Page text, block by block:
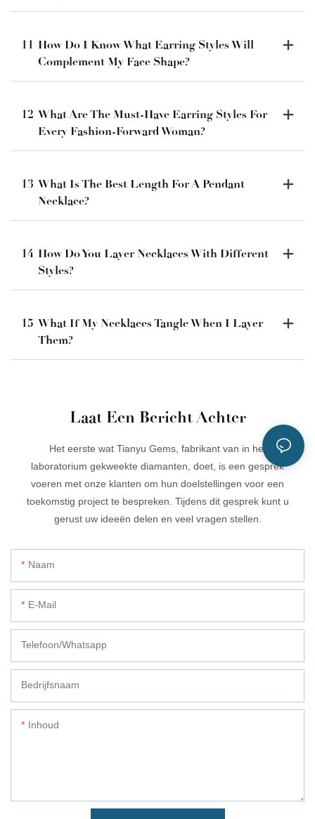
11 How Do I Know What Earring Styles Will
Complement My Face Shape?
12 What Are The Must-Have Earring Styles For
Every Fashion-Forward Woman?
13 What Is The Best Length For A Pendant
Necklace?
14 How Do You Layer Necklaces With Different
Styles?
15 What If My Necklaces Tangle When I Layer
Them?
Laat Een Bericht Achter
Het eerste wat Tianyu Gems, fabrikant van in het
laboratorium gekweekte diamanten, doet, is een gesprek
voeren met onze klanten om hun doelstellingen voor een
toekomstig project te bespreken. Tijdens dit gesprek kunt u
gerust uw ideeën delen en veel vragen stellen.
Naam
E-Mail
Telefoon/whatsapp
Bedrijfsnaam
Inhoud